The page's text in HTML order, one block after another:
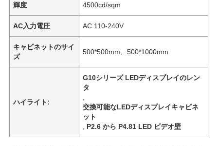
輝度 4500cd/sqm
AC入力電圧 AC 110-240V
キャビネットのサイ
ズ
500*500mm、500*1000mm
ハイライト:
G10シリーズ LEDディスプレイのレン
タ
交換可能なLEDディスプレイキャビネ
ット
P2.6 から P4.81 LED ビデオ壁